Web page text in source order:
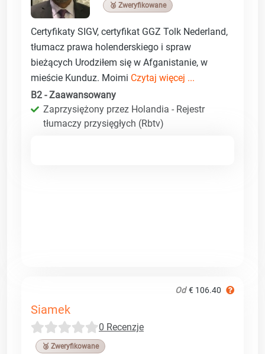
🥉 Zweryfikowane
Certyfikaty SIGV, certyfikat GGZ Tolk Nederland,
tłumacz prawa holenderskiego i spraw
bieżących Urodziłem się w Afganistanie, w
mieście Kunduz. Moimi Czytaj więcej ...
B2 - Zaawansowany
Zaprzysiężony przez Holandia - Rejestr
tłumaczy przysięgłych (Rbtv)
Od € 106.40
Siamek
0 Recenzje
🥉 Zweryfikowane